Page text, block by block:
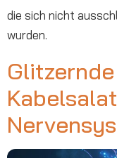
die sich nicht
wurden.